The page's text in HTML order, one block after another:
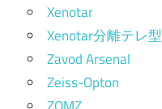
Xenotar
Xenotar分離テレ型
Zavod Arsenal
Zeiss-Opton